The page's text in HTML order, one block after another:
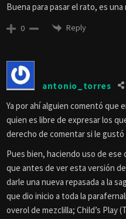
Buena para pasar el rato, es
0 Reply
antonio_torres
Ya por ahí alguien comentó que
quien es libre de expresar los
derecho de comentar si le gustó
Pues bien, haciendo uso de
que antes de ver esta versión
darle una nueva repasada a la
que dio inicio a toda la
overol de mezclilla; Child’s Play